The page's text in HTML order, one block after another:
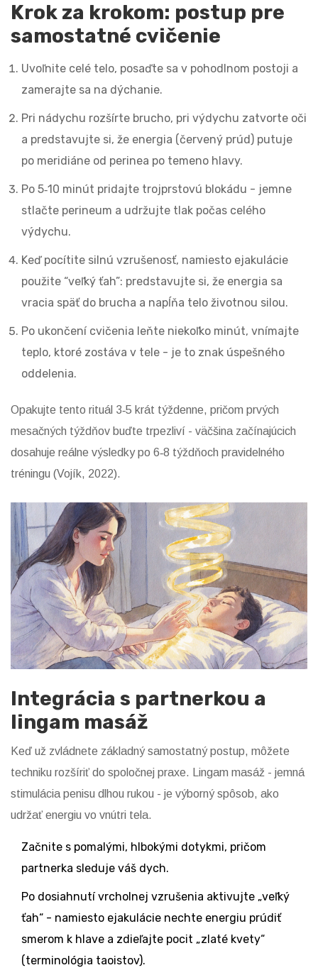
Krok za krokom: postup pre
samostatné cvičenie
Uvoľnite celé telo, posaďte sa v pohodlnom postoji a
zamerajte sa na dýchanie.
Pri nádychu rozšírte brucho, pri výdychu zatvorte oči
a predstavujte si, že energia (červený prúd) putuje
po meridiáne od perinea po temeno hlavy.
Po 5‑10 minút pridajte trojprstovú blokádu - jemne
stlačte perineum a udržujte tlak počas celého
výdychu.
Keď pocítite silnú vzrušenosť, namiesto ejakulácie
použite “veľký ťah”: predstavujte si, že energia sa
vracia späť do brucha a napĺňa telo životnou silou.
Po ukončení cvičenia leňte niekoľko minút, vnímajte
teplo, ktoré zostáva v tele - je to znak úspešného
oddelenia.
Opakujte tento rituál 3‑5 krát týždenne, pričom prvých
mesačných týždňov buďte trpezliví - väčšina začínajúcich
dosahuje reálne výsledky po 6‑8 týždňoch pravidelného
tréningu (Vojík, 2022).
Integrácia s partnerkou a
lingam masáž
Keď už zvládnete základný samostatný postup, môžete
techniku rozšíriť do spoločnej praxe. Lingam masáž - jemná
stimulácia penisu dlhou rukou - je výborný spôsob, ako
udržať energiu vo vnútri tela.
Začnite s pomalými, hlbokými dotykmi, pričom
partnerka sleduje váš dych.
Po dosiahnutí vrcholnej vzrušenia aktivujte „veľký
ťah“ - namiesto ejakulácie nechte energiu prúdiť
smerom k hlave a zdieľajte pocit „zlaté kvety“
(terminológia taoistov).